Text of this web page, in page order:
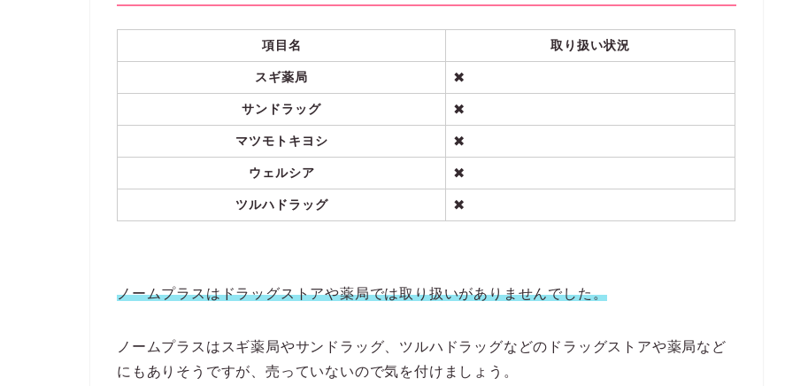
項目名 取り扱い状況
スギ薬局 ✖
サンドラッグ ✖
マツモトキヨシ ✖
ウェルシア ✖
ツルハドラッグ ✖
ノームプラスはドラッグストアや薬局では取り扱いがありませんでした。
ノームプラスはスギ薬局やサンドラッグ、ツルハドラッグなどのドラッグストアや薬局など
にもありそうですが、売っていないので気を付けましょう。